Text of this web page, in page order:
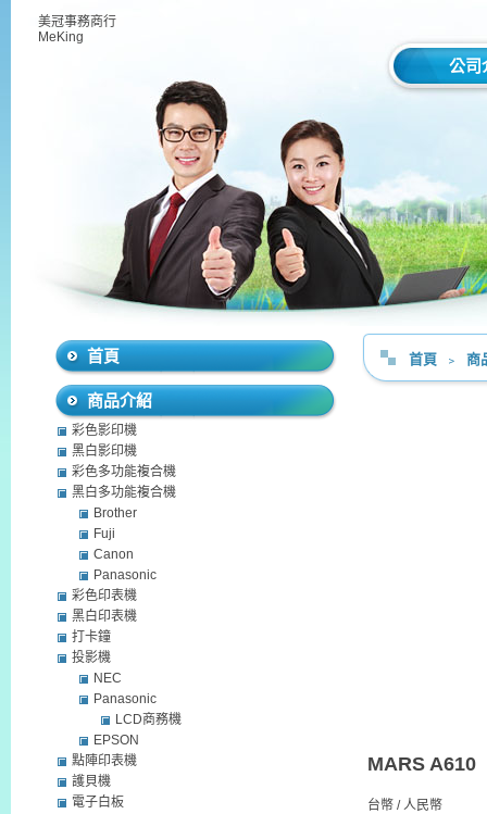
美冠事務商行
MeKing
公司
首頁 ﹥ 商
MARS A610
台幣 / 人民幣
首頁
商品介紹
彩色影印機
黑白影印機
彩色多功能複合機
黑白多功能複合機
Brother
Fuji
Canon
Panasonic
彩色印表機
黑白印表機
打卡鐘
投影機
NEC
Panasonic
LCD商務機
EPSON
點陣印表機
護貝機
電子白板